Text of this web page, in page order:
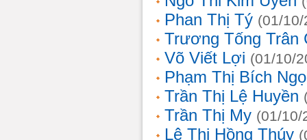
Phan Thị Tý (01/
Trương Tống Trân
Võ Viết Lợi (01/10/
Phạm Thị Bích
Trần Thị Lệ Huyền
Trần Thị My (01/10/
Lê Thị Hồng Thúy